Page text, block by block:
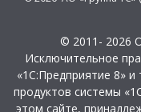
© 2011- 2026
Исключительное
«1С:Предприятие 8»
продуктов системы
этом сайте,